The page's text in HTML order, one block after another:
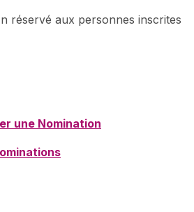
réservé aux personnes inscrites
une Nomination